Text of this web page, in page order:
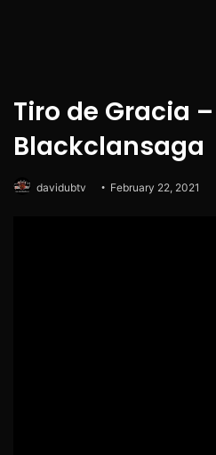
Tiro de Gracia –
Blackclansaga
davidubtv February 22, 2021